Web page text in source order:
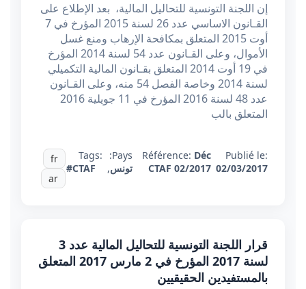
إن اللجنة التونسية للتحاليل المالية، بعد الإطلاع على
القـانون الاساسي عدد 26 لسنة 2015 المؤرخ في 7
أوت 2015 المتعلق بمكافحة الإرهاب ومنع غسل
الأموال، وعلى القـانون عدد 54 لسنة 2014 المؤرخ
في 19 أوت 2014 المتعلق بقـانون المالية التكميلي
لسنة 2014 وخاصة الفصل 54 منه، وعلى القـانون
عدد 48 لسنة 2016 المؤرخ في 11 جويلية 2016
المتعلق بالب
Publié le:
02/03/2017
Référence: Déc
CTAF 02/2017
Pays:
تونس,
Tags:
#CTAF
fr
ar
قرار اللجنة التونسية للتحاليل المالية عدد 3
لسنة 2017 المؤرخ في 2 مارس 2017 المتعلق
بالمستفيدين الحقيقيين